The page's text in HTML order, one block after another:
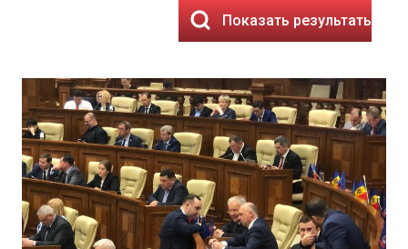
Показать результаты